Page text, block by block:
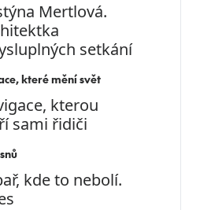
Mertlová.
setkání
které mění svět
kterou
sami řidiči
kde to nebolí.